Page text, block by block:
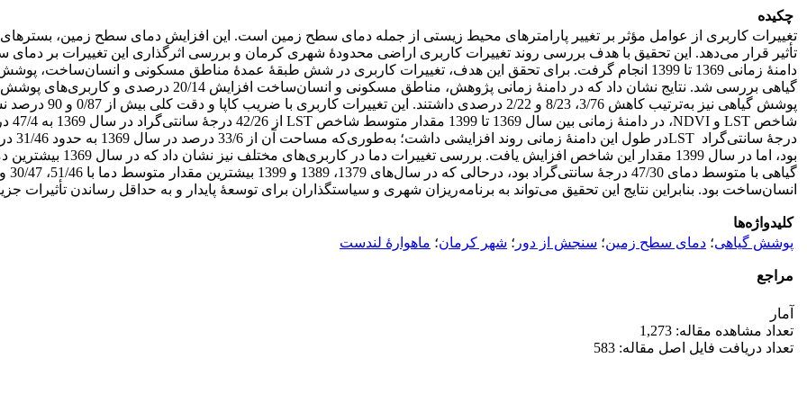
چکیده
تغییرات کاربری از عوامل مؤثر بر تغییر پارامترهای محیط زیستی از جمله دمای سطح زمین است. این افزایش دمای سطح زمین،
دامنۀ زمانی 1369 تا 1399 انجام گرفت. برای تحقق این هدف، تغییرات کاربری در شش طبقۀ عمدۀ مناطق مسکونی و
گیاهی بررسی شد. نتایج نشان داد که در دامنۀ زمانی
پوشش گیاهی نیز
بود، اما در سال 1399
انسان‌ساخت بود. بنابراین نتایج این تحقیق می‌تواند به برنامه‌ریزان شهری و سیاستگذاران برای توسعۀ پایدار و به حداقل رساندن
کلیدواژه‌ها
پوشش گیاهی؛ دمای سطح زمین؛ سنجش از دور ؛ شهر کرمان؛ ماهوارۀ لندست
مراجع
آمار
تعداد مشاهده مقاله: 1,273
تعداد دریافت فایل اصل مقاله: 583